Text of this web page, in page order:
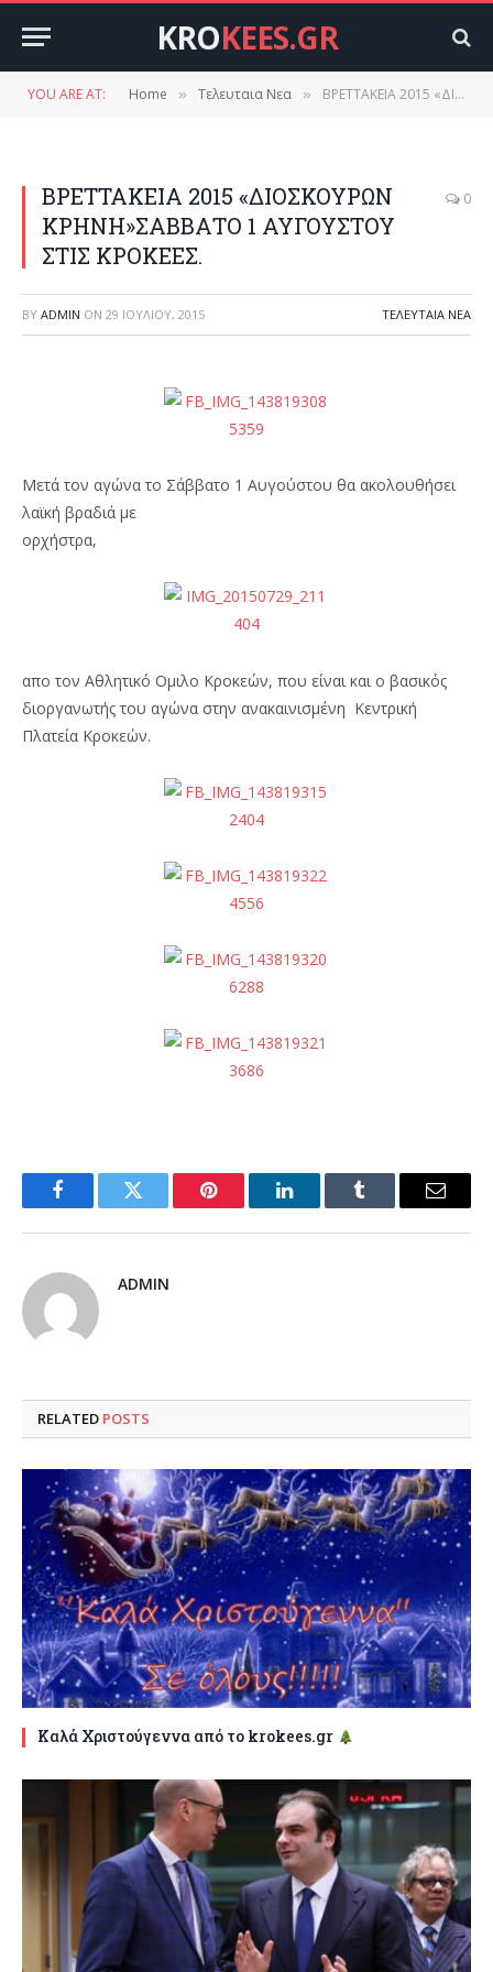
KROKEES.GR
YOU ARE AT: Home » Τελευταια Νεα » ΒΡΕΤΤΑΚΕΙΑ 2015 «ΔΙΟΣΚΟΥΡΩΝ ΚΡΗΝΗ»ΣΑΒΒΑΤΟ 1 ΑΥΓΟΥΣΤΟΥ ΣΤΙΣ ΚΡΟΚΕΕΣ.
ΒΡΕΤΤΑΚΕΙΑ 2015 «ΔΙΟΣΚΟΥΡΩΝ
ΚΡΗΝΗ»ΣΑΒΒΑΤΟ 1 ΑΥΓΟΥΣΤΟΥ
ΣΤΙΣ ΚΡΟΚΕΕΣ.
0
BY ADMIN ON 29 ΙΟΥΛΊΟΥ, 2015 ΤΕΛΕΥΤΑΙΑ ΝΕΑ
Μετά τον αγώνα το Σάββατο 1 Αυγούστου θα ακολουθήσει
λαϊκή βραδιά με
ορχήστρα,
απο τον Αθλητικό Ομιλο Κροκεών, που είναι και ο βασικός
διοργανωτής του αγώνα στην ανακαινισμένη Κεντρική
Πλατεία Κροκεών.
FacebookTwitter Pinterest LinkedInTumblr Email
ADMIN
RELATED POSTS
Καλά Χριστούγεννα από το krokees.gr